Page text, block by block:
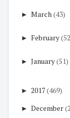
► March(43)
► February
► January(51)
► 2017(469)
► December